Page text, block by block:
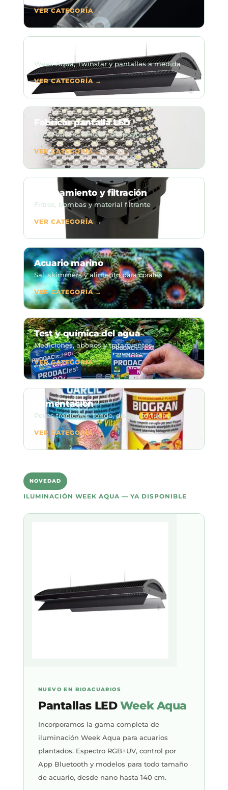
VER CATEGORÍA →
Iluminación LED
Week Aqua, Twinstar y pantallas a medida
VER CATEGORÍA →
Fabricar pantalla LED
LEDs, drivers, lentes y disipadores
VER CATEGORÍA →
Equipamiento y filtración
Filtros, bombas y material filtrante
VER CATEGORÍA →
Acuario marino
Sal, skimmers y alimento para corales
VER CATEGORÍA →
Test y química del agua
Mediciones, abonos y tratamientos
VER CATEGORÍA →
Alimentación
Peces tropicales, fondo, disco y tortugas
VER CATEGORÍA →
NOVEDAD
ILUMINACIÓN WEEK AQUA — YA DISPONIBLE
NUEVO EN BIOACUARIOS
Pantallas LEDWeek Aqua
Incorporamos la gama completa de
iluminación Week Aqua para acuarios
plantados. Espectro RGB+UV, control por
App Bluetooth y modelos para todo tamaño
de acuario, desde nano hasta 140 cm.